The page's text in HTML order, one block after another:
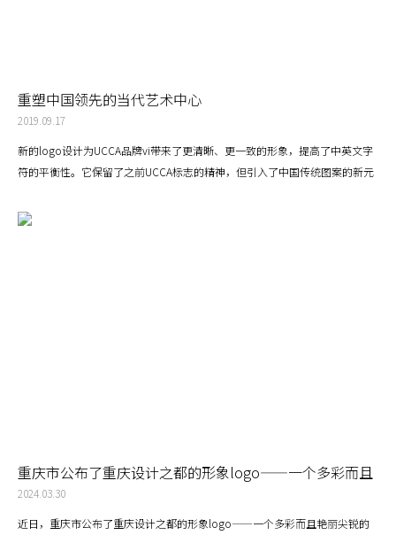
重塑中国领先的当代艺术中心
2019.09.17
新的logo设计为UCCA品牌vi带来了更清晰、更一致的形象，提高了中英文字
符的平衡性。它保留了之前UCCA标志的精神，但引入了中国传统图案的新元
重庆市公布了重庆设计之都的形象logo——一个多彩而且
艳丽尖锐的线条所交织形成的logo
2024.03.30
近日，重庆市公布了重庆设计之都的形象logo——一个多彩而且艳丽尖锐的